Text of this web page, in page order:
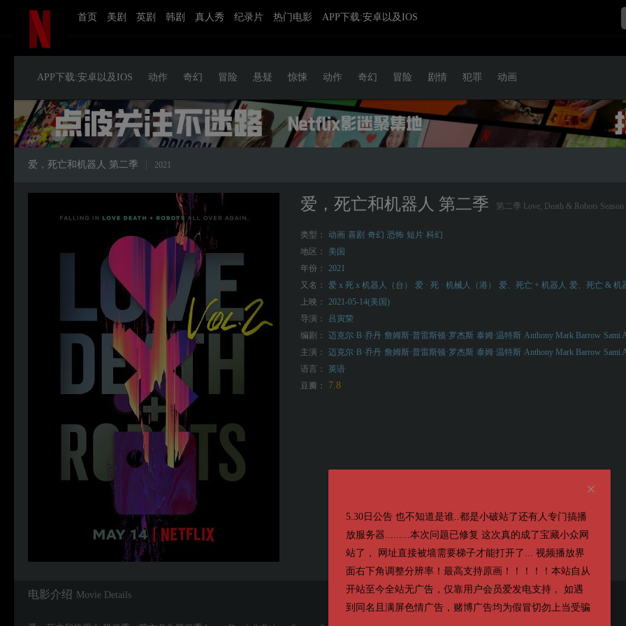
首页 美剧 英剧 韩剧 真人秀 纪录片 热门电影 APP下载:安卓以及IOS
5.30日公告 也不知道是谁..都是小破站了还有人专门搞播
放服务器.........本次问题已修复 这次真的成了宝藏小众网
站了， 网址直接被墙需要梯子才能打开了... 视频播放界
面右下角调整分辨率！最高支持原画！！！！！本站自从
开站至今全站无广告，仅靠用户会员爱发电支持， 如遇
到同名且满屏色情广告，赌博广告均为假冒切勿上当受骗
APP下载:安卓以及IOS 动作 奇幻 冒险 悬疑 惊悚 动作 奇幻 冒险 剧情 犯罪 动画
爱，死亡和机器人 第二季 2021
爱，死亡和机器人 第二季 第二季 Love, Death & Robots Season
类型： 动画 喜剧 奇幻 恐怖 短片 科幻
地区：
美国
年份：
2021
又名：
爱 x 死 x 机器人（台） 爱 · 死 · 机械人（港） 爱、死亡 + 机器人 爱、死亡 & 机
上映：
2021-05-14(美国)
导演：
吕寅荣
编剧：
迈克尔·B·乔丹 詹姆斯·普雷斯顿·罗杰斯 泰姆·温特斯 Anthony Mark Barrow Sami
主演：
迈克尔·B·乔丹 詹姆斯·普雷斯顿·罗杰斯 泰姆·温特斯 Anthony Mark Barrow Sami
语言：
英语
豆瓣：
7.8
电影介绍 Movie Details